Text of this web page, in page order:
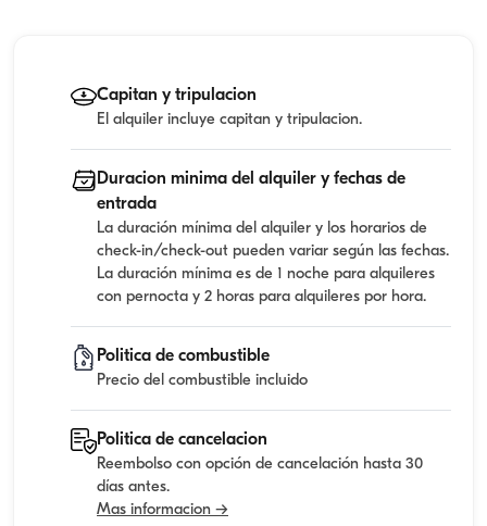
Capitan y tripulacion
El alquiler incluye capitan y tripulacion.
Duracion minima del alquiler y fechas de
entrada
La duración mínima del alquiler y los horarios de
check-in/check-out pueden variar según las fechas.
La duración mínima es de 1 noche para alquileres
con pernocta y 2 horas para alquileres por hora.
Politica de combustible
Precio del combustible incluido
Politica de cancelacion
Reembolso con opción de cancelación hasta 30
días antes.
Mas informacion →